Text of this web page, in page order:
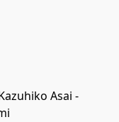
Asai -